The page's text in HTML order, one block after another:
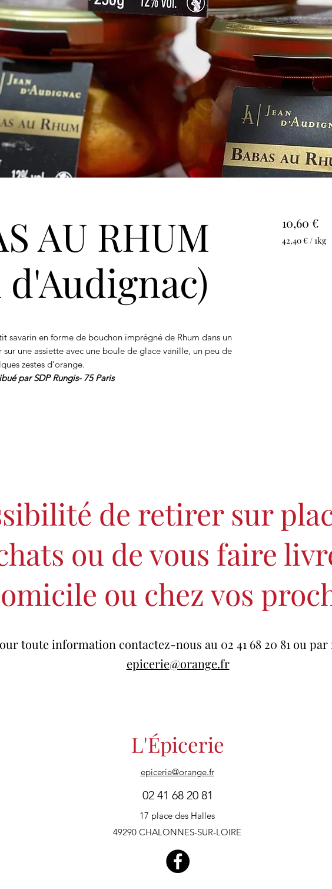
AU RHUM
d'Audignac)
savarin en forme de bouchon imprégné de Rhum dans un
une assiette avec une boule de glace vanille, un peu de
zestes d'orange.
par SDP Rungis- 75 Paris
10,60 €Prix
42,40 €/1kg
de retirer sur
ou de vous faire
ou chez vos
toute information contactez-nous au 02 41 68 20 81 ou
epicerie@orange.fr
L'Épicerie
epicerie@orange.fr
02 41 68 20 81
17 place des Halles
49290 CHALONNES-SUR-LOIRE